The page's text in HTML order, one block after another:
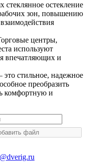
остекление
зон, повышению
центры,
используют
впечатляющих и
стильное, надежное
преобразить
комфортную и